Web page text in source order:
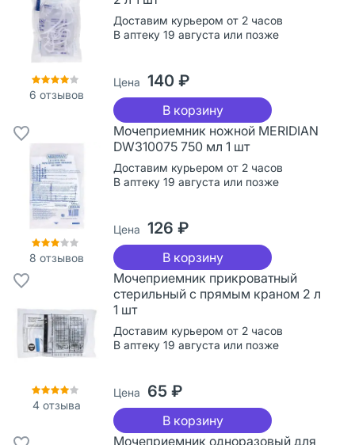
6 отзывов
Доставим курьером от 2 часов
В аптеку 19 августа или позже
Цена 140 ₽
В корзину
8 отзывов
Мочеприемник ножной MERIDIAN
DW310075 750 мл 1 шт
Доставим курьером от 2 часов
В аптеку 19 августа или позже
Цена 126 ₽
В корзину
4отзыва
Мочеприемник прикроватный
стерильный с прямым краном 2 л
1 шт
Доставим курьером от 2 часов
В аптеку 19 августа или позже
Цена 65 ₽
В корзину
Мочеприемник одноразовый для